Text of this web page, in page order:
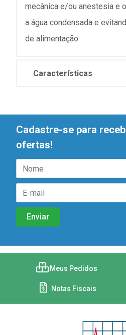
mecânica e/ou anestesia e
a água condensada e
de alimentação.
Características
Cadastre-se para
ofertas!
Meus Pedidos
Notas Fiscais